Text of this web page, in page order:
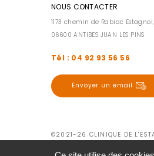
NOUS CONTACTER
1173 chemin de Rabiac Estagnol,
06600 ANTIBES JUAN LES PINS
Tél : 04 92 93 56 56
Envoyer un email
©2021-26 CLINIQUE DE